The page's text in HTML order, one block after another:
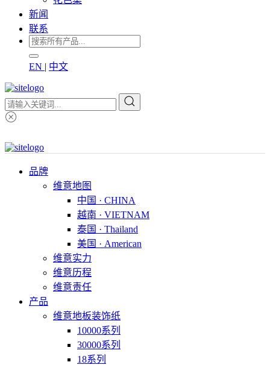
新闻
联系
EN | 中文
品牌
维意地图
中国 · CHINA
越南 · VIETNAM
泰国 · Thailand
美国 · American
维意实力
维意历程
维意责任
产品
维意地板装饰纸
10000系列
30000系列
18系列